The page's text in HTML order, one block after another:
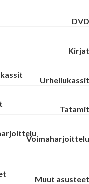
DVD
Kirjat
Urheilukassit
Tatamit
Voimaharjoittelu
Muut asusteet